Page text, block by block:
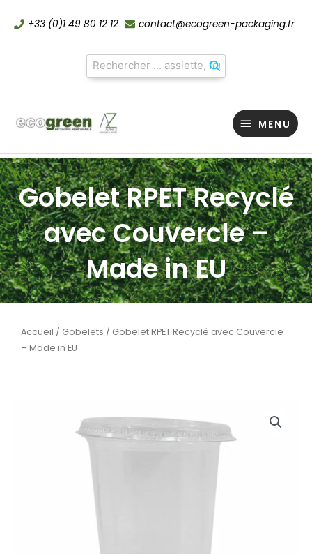
+33 (0)1 49 80 12 12 contact@ecogreen-packaging.fr
MENU
MENU
Gobelet RPET Recyclé
avec Couvercle –
Made in EU
Accueil / Gobelets / Gobelet RPET Recyclé avec Couvercle
– Made in EU